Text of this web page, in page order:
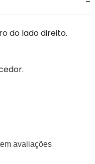
do lado direito.
avaliações